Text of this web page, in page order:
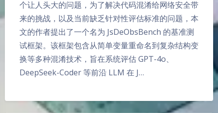
个让人头大的问题，为了解决代码混淆给网络安全带
来的挑战，以及当前缺乏针对性评估标准的问题，本
文的作者提出了一个名为 JsDeObsBench 的基准测
试框架。该框架包含从简单变量重命名到复杂结构变
换等多种混淆技术，旨在系统评估 GPT-4o、
DeepSeek-Coder 等前沿 LLM 在 J…